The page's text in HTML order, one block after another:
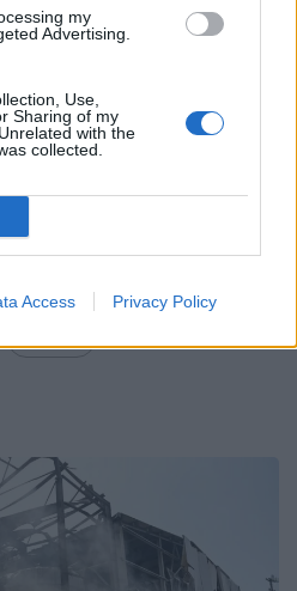
my
Advertising.
Use,
Sharing of my
with the
collected.
Access Privacy Policy
Share on X
ΕΡΓΑΖΟΜΕΝΟΣ